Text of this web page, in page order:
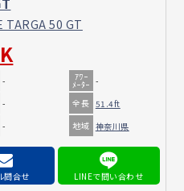
TARGA 50 GT
- ｱﾜｰ
ﾒｰﾀｰ -
- 全長 51.4ft
- 地域 神奈川県
問合せ